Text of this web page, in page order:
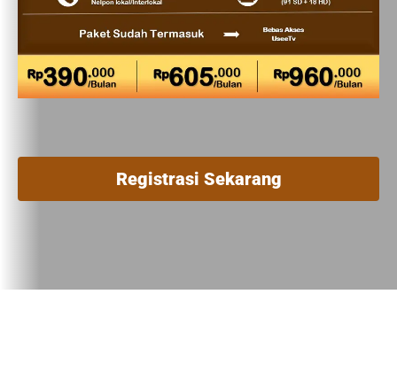
Registrasi Sekarang